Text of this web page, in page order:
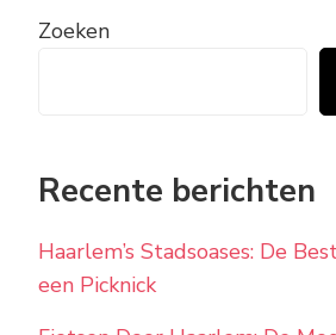
Zoeken
Recente berichten
Haarlem’s Stadsoases: De
een Picknick